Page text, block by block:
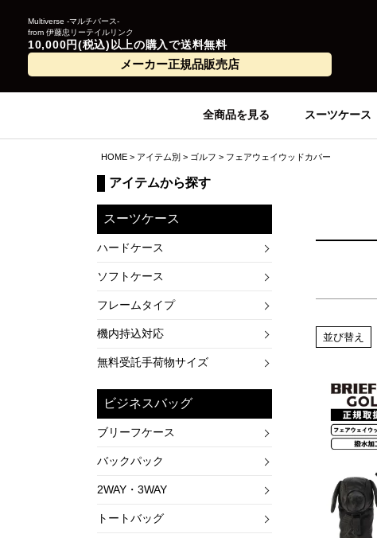
Multiverse -マルチバース-
from 伊藤忠リーテイルリンク
10,000円(税込)以上の購入で送料無料
メーカー正規品販売店
全商品を見る スーツケース
HOME アイテム別 ゴルフ フェアウェイウッドカバー
アイテムから探す
スーツケース
ハードケース
ソフトケース
フレームタイプ
機内持込対応
無料受託手荷物サイズ
ビジネスバッグ
ブリーフケース
バックパック
2WAY・3WAY
トートバッグ
並び替え